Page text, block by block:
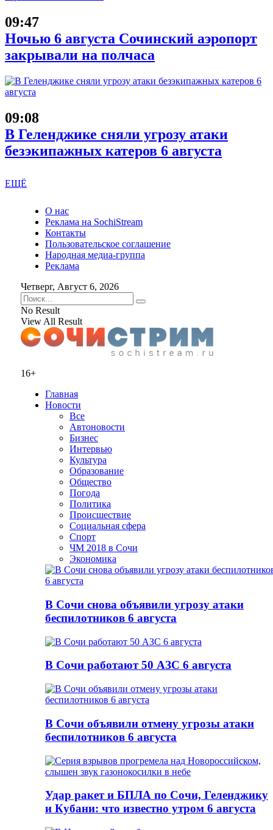
09:47
Ночью 6 августа Сочинский аэропорт
закрывали на полчаса
09:08
В Геленджике сняли угрозу атаки
безэкипажных катеров 6 августа
ЕЩЁ
О нас
Реклама на SochiStream
Контакты
Пользовательское соглашение
Народная медиа-группа
Реклама
Четверг, Август 6, 2026
No Result
View All Result
16+
Главная
Новости
Все
Автоновости
Бизнес
Интервью
Культура
Образование
Общество
Погода
Политика
Происшествие
Социальная сфера
Спорт
ЧМ 2018 в Сочи
Экономика
В Сочи снова объявили угрозу атаки
беспилотников 6 августа
В Сочи работают 50 АЗС 6 августа
В Сочи объявили отмену угрозы атаки
беспилотников 6 августа
Удар ракет и БПЛА по Сочи, Геленджику
и Кубани: что известно утром 6 августа